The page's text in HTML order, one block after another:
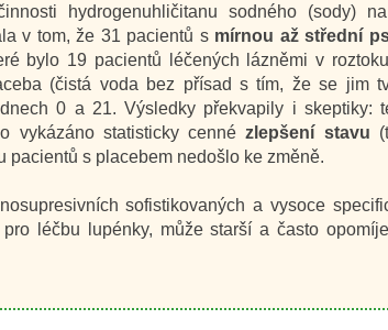
hydrogenuhličitanu sodného (sody)
v tom, že 31 pacientů s mírnou až střední
bylo 19 pacientů léčených lázněmi v
(čistá voda bez přísad s tím, že se jim
0 a 21. Výsledky překvapily i skeptiky:
vykázáno statisticky cennézlepšení stavu
pacientů s placebem nedošlo ke změně.
sofistikovaných a vysoce
pro léčbu lupénky, může starší a často